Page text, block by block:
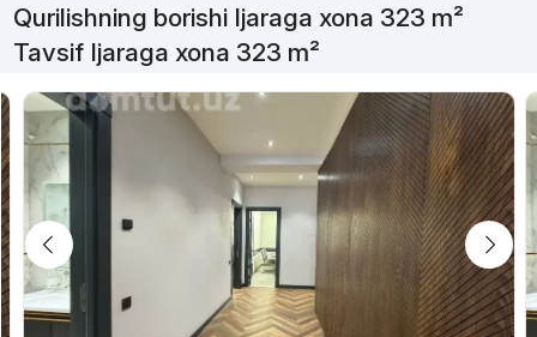
Qurilishning borishi Ijaraga xona 323 m²
Tavsif Ijaraga xona 323 m²